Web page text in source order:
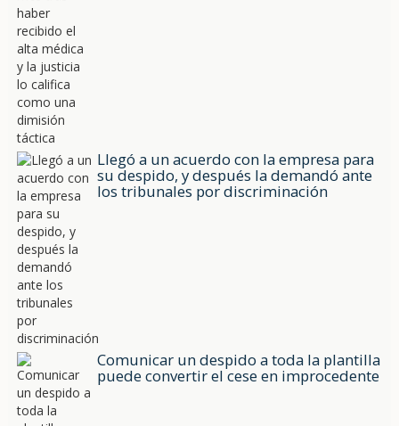
Llegó a un acuerdo con la empresa para
su despido, y después la demandó ante
los tribunales por discriminación
Comunicar un despido a toda la plantilla
puede convertir el cese en improcedente